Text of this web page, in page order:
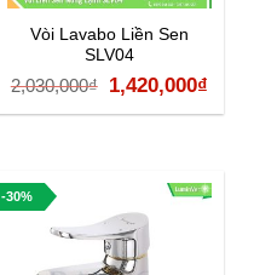
Vòi Lavabo Liền Sen
SLV04
2,030,000₫
Giá
gốc
2,030,000₫.
1,420,000₫
hiện
là:
-30%